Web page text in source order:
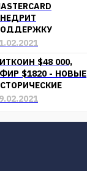
УЖЕ В
$48 000,
$1820 - НОВЫЕ